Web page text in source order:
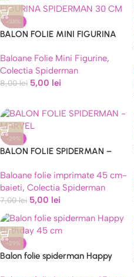
-38%
BALON FOLIE MINI FIGURINA
Baloane Folie Mini Figurine,
Colectia Spiderman
8,00lei 5,00 lei
-29%
BALON FOLIE SPIDERMAN –
Baloane folie imprimate 45 cm-
baieti, Colectia Spiderman
7,00lei 5,00 lei
-29%
Balon folie spiderman Happy